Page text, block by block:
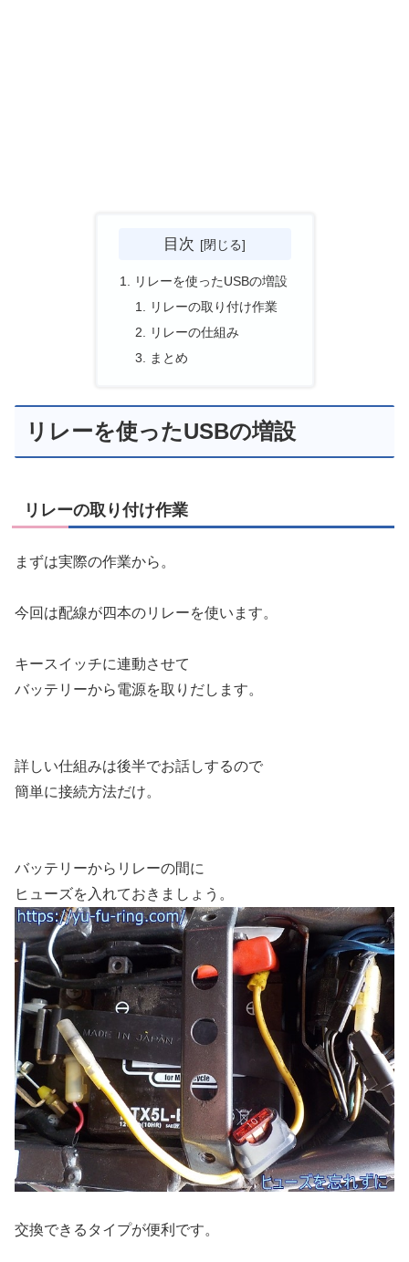
目次
リレーを使ったUSBの増設
リレーの取り付け作業
リレーの仕組み
まとめ
リレーを使ったUSBの増設
リレーの取り付け作業
まずは実際の作業から。
今回は配線が四本のリレーを使います。
キースイッチに連動させて
バッテリーから電源を取りだします。
詳しい仕組みは後半でお話しするので
簡単に接続方法だけ。
バッテリーからリレーの間に
ヒューズを入れておきましょう。
交換できるタイプが便利です。